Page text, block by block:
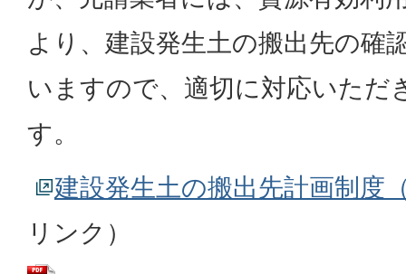
より、建設発生土の搬出先の確
いますので、適切に対応いただ
す。
建設発生土の搬出先計画制度
リンク）